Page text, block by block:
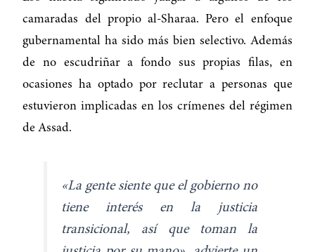
camaradas del propio al-Sharaa. Pero el enfoque
gubernamental ha sido más bien selectivo. Además
de no escudriñar a fondo sus propias filas, en
ocasiones ha optado por reclutar a personas que
estuvieron implicadas en los crímenes del régimen
de Assad.
«La gente siente que el gobierno no
tiene interés en la justicia
transicional, así que toman la